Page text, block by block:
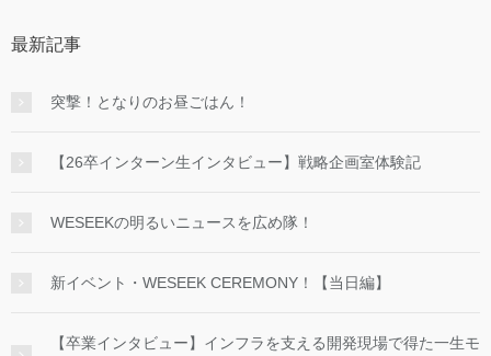
最新記事
突撃！となりのお昼ごはん！
【26卒インターン生インタビュー】戦略企画室体験記
WESEEKの明るいニュースを広め隊！
新イベント・WESEEK CEREMONY！【当日編】
【卒業インタビュー】インフラを支える開発現場で得た一生モ